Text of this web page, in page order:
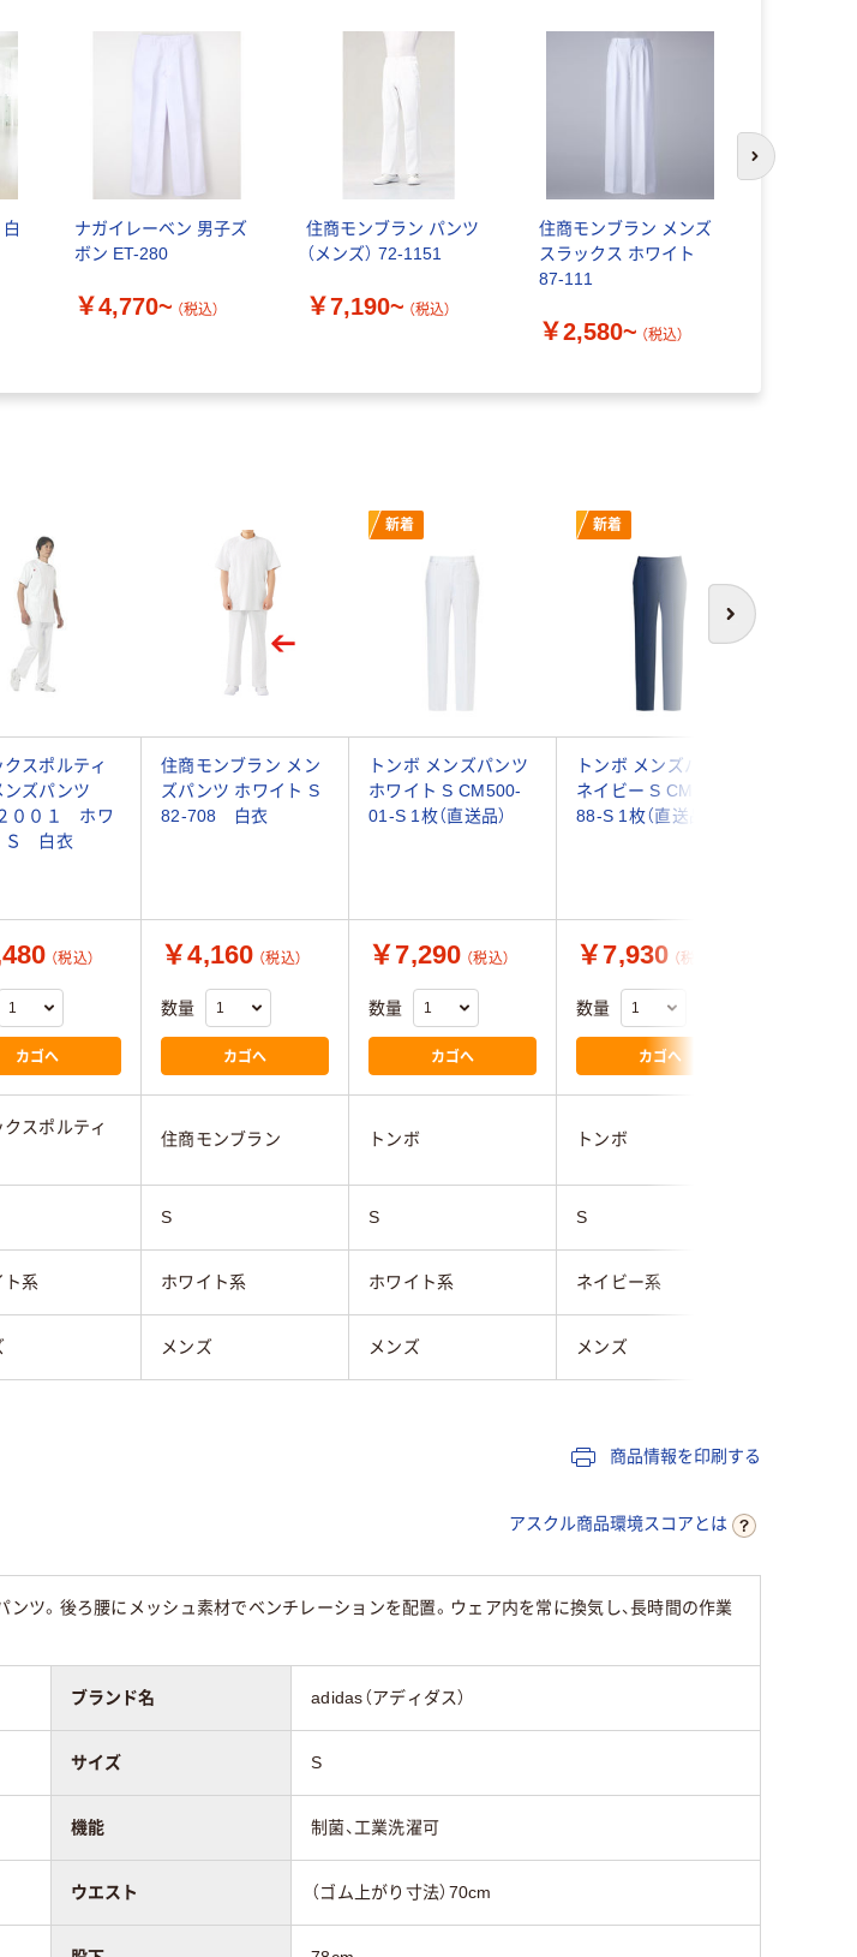
ナガイレーベン 男子ズ
ボン ET-280
￥4,770~ （税込）
住商モンブラン パンツ
（メンズ） 72-1151
￥7,190~ （税込）
住商モンブラン メンズ
スラックス ホワイト
87-111
￥2,580~ （税込）
次のスライド
次へ
新着 新着
クスポルティ
ズパンツ
００１ ホワ
白衣
住商モンブラン メン
ズパンツ ホワイト S
82-708 白衣
トンボ メンズパンツ
ホワイト S CM500-
01-S 1枚（直送品）
トンボ メンズパンツ
ネイビー S CM513-
88-S 1枚（直送品）
（税込）
カゴへ
￥4,160 （税込）
数量
カゴへ
￥7,290 （税込）
数量
カゴへ
￥7,930 （税込）
数量
カゴへ
クスポルティ
住商モンブラン トンボ トンボ
S S S
ト系 ホワイト系 ホワイト系 ネイビー系
メンズ メンズ メンズ
商品情報を印刷する
アスクル商品環境スコアとは
ツ。後ろ腰にメッシュ素材でベンチレーションを配置。ウェア内を常に換気し、長時間の作業
ブランド名 adidas（アディダス）
サイズ S
機能 制菌、工業洗濯可
ウエスト （ゴム上がり寸法）70cm